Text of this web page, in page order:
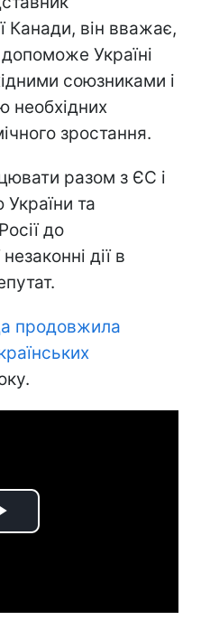
Канади, він вважає,
Україні
союзниками і
необхідних
зростання.
разом з ЄС і
та
до
дії в
продовжила
Play